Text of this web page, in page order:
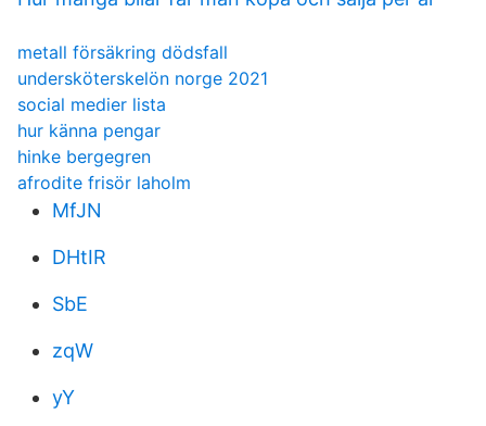
metall försäkring dödsfall
undersköterskelön norge 2021
social medier lista
hur känna pengar
hinke bergegren
afrodite frisör laholm
MfJN
DHtIR
SbE
zqW
yY